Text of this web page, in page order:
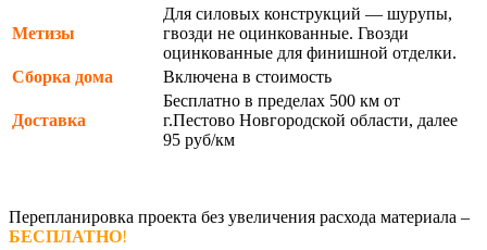
Метизы
Для силовых конструкций — шурупы,
гвозди не оцинкованные. Гвозди
оцинкованные для финишной отделки.
Сборка дома
Включена в стоимость
Доставка
Бесплатно в пределах 500 км от
г.Пестово Новгородской области, далее
95 руб/км
Перепланировка проекта без увеличения расхода материала –
БЕСПЛАТНО!